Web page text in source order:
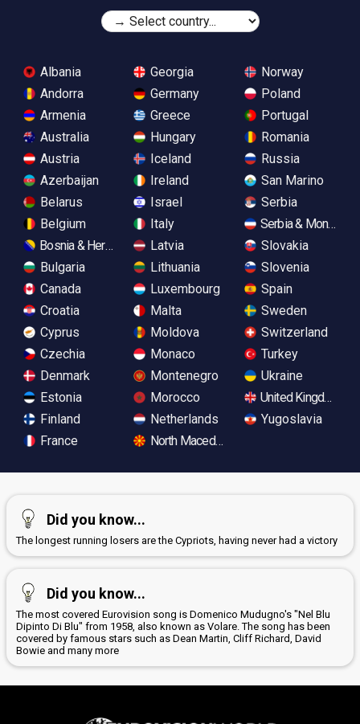
Albania
Andorra
Armenia
Australia
Austria
Azerbaijan
Belarus
Belgium
Bosnia & Herzegovina
Bulgaria
Canada
Croatia
Cyprus
Czechia
Denmark
Estonia
Finland
France
Georgia
Germany
Greece
Hungary
Iceland
Ireland
Israel
Italy
Latvia
Lithuania
Luxembourg
Malta
Moldova
Monaco
Montenegro
Morocco
Netherlands
North Macedonia
Norway
Poland
Portugal
Romania
Russia
San Marino
Serbia
Serbia &
Slovakia
Slovenia
Spain
Sweden
Switzerland
Turkey
Ukraine
United Kingdom
Yugoslavia
Did you know...
The longest running losers are the Cypriots, having never had a victory
Did you know...
The most covered Eurovision song is Domenico Mudugno's "Nel Blu
Dipinto Di Blu" from 1958, also known as Volare. The song has been
covered by famous stars such as Dean Martin, Cliff Richard, David
Bowie and many more